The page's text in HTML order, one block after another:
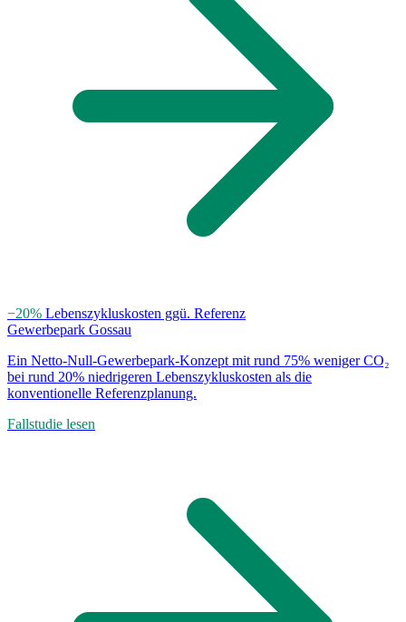
−20% Lebenszykluskosten ggü. Referenz
Gewerbepark Gossau
Ein Netto-Null-Gewerbepark-Konzept mit rund 75% weniger CO₂
bei rund 20% niedrigeren Lebenszykluskosten als die
konventionelle Referenzplanung.
Fallstudie lesen